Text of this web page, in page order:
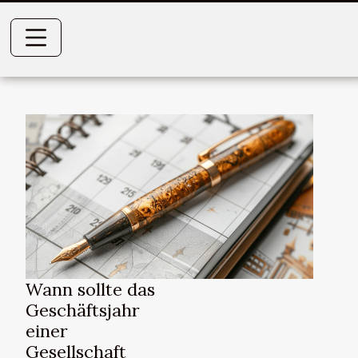
Wann sollte das
Geschäftsjahr
einer
Gesellschaft